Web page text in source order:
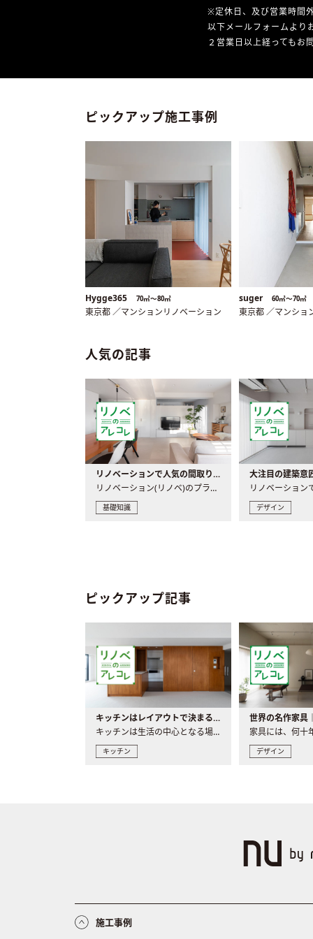
※定休日、及び営業時間
以下メールフォームより
２営業日以上経ってもお
ピックアップ施工事例
Hygge365 70㎡〜80㎡
東京都 ／マンションリノベーション
suger 60㎡〜70㎡
東京都 ／マンショ
人気の記事
リノベーションで人気の間取りとは？トレンドの間取りと実例を徹底解説
リノベーション(リノベ)のプランニングで一番最初に決めるのは..
基礎知識 デザイン
ピックアップ記事
キッチンはレイアウトで決まる。後悔しないための考え方と選び方
キッチンは生活の中心となる場所だからこそ、家の中のどこに置..
キッチン デザイン
施工事例